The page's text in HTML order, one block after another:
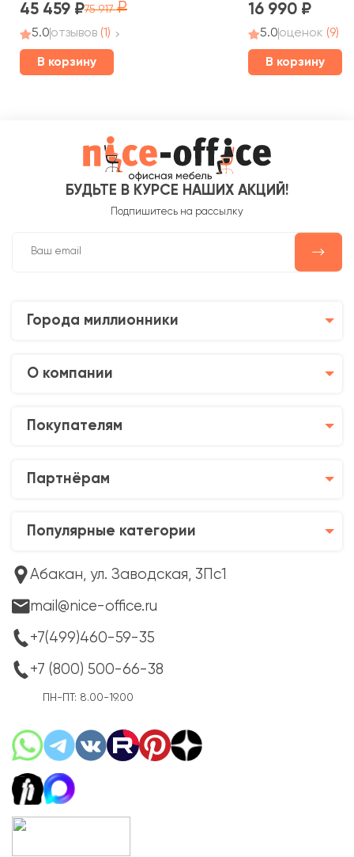
45 459 75 917
5.0отзывов (1)
В корзину
16 990
5.0оценок (9)
В корзину
БУДЬТЕ В КУРСЕ НАШИХ АКЦИЙ!
Подпишитесь на рассылку
Города миллионники
О компании
Покупателям
Партнёрам
Популярные категории
Абакан, ул. Заводская, 3Пс1
mail@nice-office.ru
+7(499)460-59-35
+7 (800) 500-66-38
ПН-ПТ: 8.00-19.00